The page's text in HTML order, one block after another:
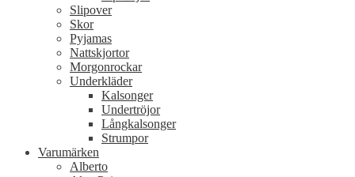
Slipover
Skor
Pyjamas
Nattskjortor
Morgonrockar
Underkläder
Kalsonger
Undertröjor
Långkalsonger
Strumpor
Varumärken
Alberto